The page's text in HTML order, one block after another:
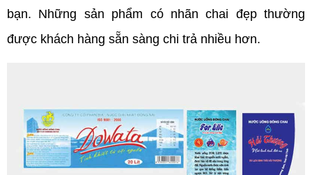
bạn. Những sản phẩm có nhãn chai đẹp thường
được khách hàng sẵn sàng chi trả nhiều hơn.